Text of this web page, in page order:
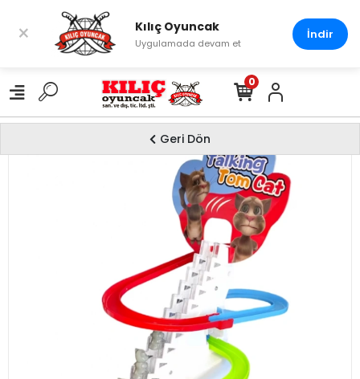
0
Geri Dön
× Kılıç Oyuncak
Uygulamada devam et
İndir